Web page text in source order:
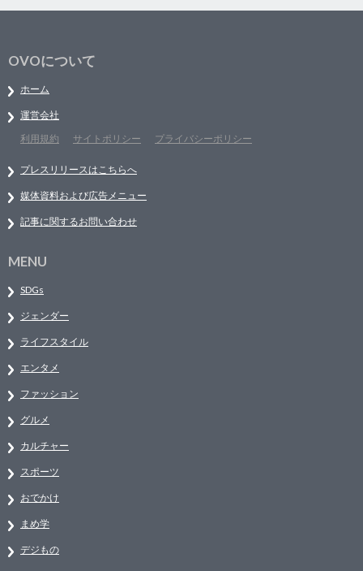
OVOについて
ホーム
運営会社
利用規約
サイトポリシー プライバシーポリシー
プレスリリースはこちらへ
媒体資料および広告メニュー
記事に関するお問い合わせ
MENU
SDGs
ジェンダー
ライフスタイル
エンタメ
ファッション
グルメ
カルチャー
スポーツ
おでかけ
まめ学
デジもの